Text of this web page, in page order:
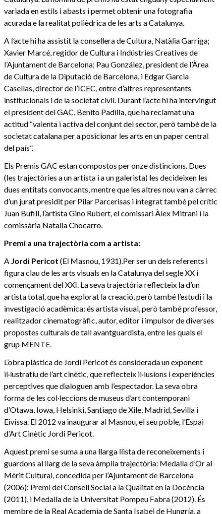
variada en estils i abasts i permet obtenir una fotografia
acurada e la realitat polièdrica de les arts a Catalunya.
A l’acte hi ha assistit la consellera de Cultura, Natàlia Garriga;
Xavier Marcé, regidor de Cultura i Indústries Creatives de
l’Ajuntament de Barcelona; Pau González, president de l’Àrea
de Cultura de la Diputació de Barcelona, i Edgar Garcia
Casellas, director de l’ICEC, entre d’altres representants
institucionals i de la societat civil. Durant l’acte hi ha intervingut
el president del GAC, Benito Padilla, que ha reclamat una
actitud “valenta i activa del conjunt del sector, però també de la
societat catalana per a posicionar les arts en un paper central
del país”.
Els Premis GAC estan compostos per onze distincions. Dues
(les trajectòries a un artista i a un galerista) les decideixen les
dues entitats convocants, mentre que les altres nou van a càrrec
d’un jurat presidit per Pilar Parcerisas i integrat també pel crític
Juan Bufill, l’artista Gino Rubert, el comissari Àlex Mitrani i la
comissària Natalia Chocarro.
Premi a una trajectòria com a artista:
A Jordi Pericot (El Masnou, 1931).Per ser un dels referents i
figura clau de les arts visuals en la Catalunya del segle XX i
començament del XXI. La seva trajectòria reflecteix la d’un
artista total, que ha explorat la creació, però també l’estudi i la
investigació acadèmica: és artista visual, però també professor,
realitzador cinematogràfic, autor, editor i impulsor de diverses
propostes culturals de tall avantguardista, entre les quals el
grup MENTE.
L’obra plàstica de Jordi Pericot és considerada un exponent
il·lustratiu de l’art cinètic, que reflecteix il·lusions i experiències
perceptives que dialoguen amb l’espectador. La seva obra
forma de les col·leccions de museus d’art contemporani
d’Otawa, Iowa, Helsinki, Santiago de Xile, Madrid, Sevilla i
Eivissa. El 2012 va inaugurar al Masnou, el seu poble, l’Espai
d’Art Cinètic Jordi Pericot.
Aquest premi se suma a una llarga llista de reconeixements i
guardons al llarg de la seva àmplia trajectòria: Medalla d’Or al
Mèrit Cultural, concedida per l’Ajuntament de Barcelona
(2006); Premi del Consell Social a la Qualitat en la Docència
(2011), i Medalla de la Universitat Pompeu Fabra (2012). És
membre de la Real Academia de Santa Isabel de Hungría, a